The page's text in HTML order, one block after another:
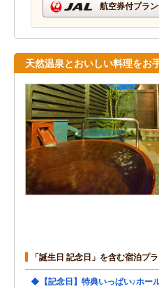
航空券付プラ
天然温泉とおいしい料理を
「誕生日 記念日」を含む宿泊プ
◆【記念日】特典いっぱい♪ホー